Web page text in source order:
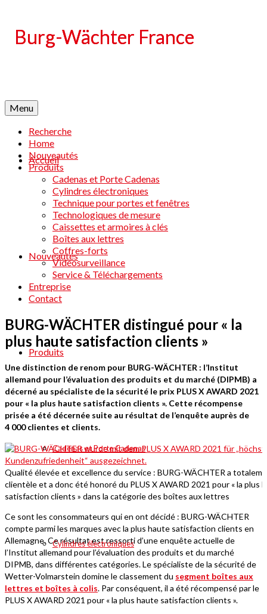
Accueil
Nouveautés
Produits
Cadenas et Porte Cadenas
Cylindres électroniques
Menu
Recherche
Home
Nouveautés
Produits
Cadenas et Porte Cadenas
Cylindres électroniques
Technique pour portes et fenêtres
Technologiques de mesure
Caissettes et armoires à clés
Boîtes aux lettres
Coffres-forts
Vidéosurveillance
Service & Téléchargements
Entreprise
Contact
BURG-WÄCHTER distingué pour « la
plus haute satisfaction clients »
Une distinction de renom pour BURG-WÄCHTER : l’Institut
allemand pour l’évaluation des produits et du marché (DIPMB) a
décerné au spécialiste de la sécurité le prix PLUS X AWARD 2021
pour « la plus haute satisfaction clients ». Cette récompense
prisée a été décernée suite au résultat de l’enquête auprès de
4 000 clientes et clients.
Qualité élevée et excellence du service : BURG-WÄCHTER a
clientèle et a donc été honoré du PLUS X AWARD 2021 pour « la plus
satisfaction clients » dans la catégorie des boîtes aux lettres
Ce sont les consommateurs qui en ont décidé : BURG-WÄCHTER
compte parmi les marques avec la plus haute satisfaction clients en
Allemagne. Ce résultat est ressorti d’une enquête actuelle de
l’Institut allemand pour l’évaluation des produits et du marché
DIPMB, dans différentes catégories. Le spécialiste de la sécurité de
Wetter-Volmarstein domine le classement du segment boîtes aux
lettres et boîtes à colis. Par conséquent, il a été récompensé par le
PLUS X AWARD 2021 pour « la plus haute satisfaction clients ».